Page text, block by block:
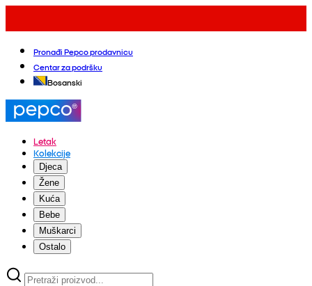
Pronađi Pepco prodavnicu
Centar za podršku
Bosanski
Letak
Kolekcije
Djeca
Žene
Kuća
Bebe
Muškarci
Ostalo